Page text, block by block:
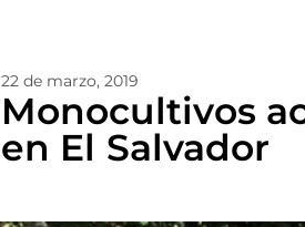
22 de marzo, 2019
Monocultivos
en El Salvador